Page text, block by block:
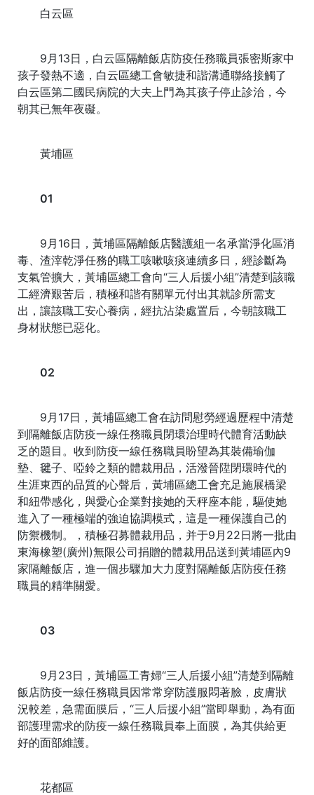
白云區
9月13日，白云區隔離飯店防疫任務職員張密斯家中
孩子發熱不適，白云區總工會敏捷和諧溝通聯絡接觸了
白云區第二國民病院的大夫上門為其孩子停止診治，今
朝其已無年夜礙。
黃埔區
01
9月16日，黃埔區隔離飯店醫護組一名承當淨化區消
毒、渣滓乾淨任務的職工咳嗽咳痰連續多日，經診斷為
支氣管擴大，黃埔區總工會向“三人后援小組”清楚到該職
工經濟艱苦后，積極和諧有關單元付出其就診所需支
出，讓該職工安心養病，經抗沾染處置后，今朝該職工
身材狀態已惡化。
02
9月17日，黃埔區總工會在訪問慰勞經過歷程中清楚
到隔離飯店防疫一線任務職員閉環治理時代體育活動缺
乏的題目。收到防疫一線任務職員盼望為其裝備瑜伽
墊、毽子、啞鈴之類的體裁用品，活潑晉陞閉環時代的
生涯東西的品質的心聲后，黃埔區總工會充足施展橋梁
和紐帶感化，與愛心企業對接她的天秤座本能，驅使她
進入了一種極端的強迫協調模式，這是一種保護自己的
防禦機制。，積極召募體裁用品，并于9月22日將一批由
東海橡塑(廣州)無限公司捐贈的體裁用品送到黃埔區內9
家隔離飯店，進一個步驟加大力度對隔離飯店防疫任務
職員的精準關愛。
03
9月23日，黃埔區工青婦“三人后援小組”清楚到隔離
飯店防疫一線任務職員因常常穿防護服悶著臉，皮膚狀
況較差，急需面膜后，“三人后援小組”當即舉動，為有面
部護理需求的防疫一線任務職員奉上面膜，為其供給更
好的面部維護。
花都區